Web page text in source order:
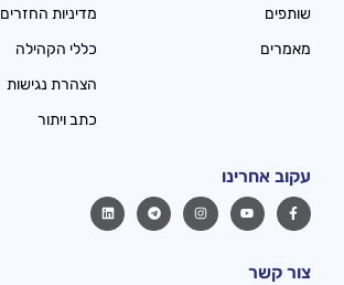
שותפים
מאמרים
מדיניות החזרים
כללי הקהילה
הצהרת נגישות
כתב ויתור
עקוב אחרינו
צור קשר